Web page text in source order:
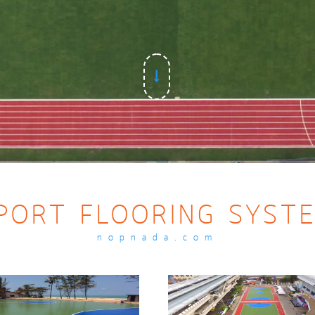
FLOORING
nopnada.com